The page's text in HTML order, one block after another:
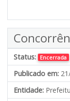
Status: Encerrada
Publicado em:
Entidade: